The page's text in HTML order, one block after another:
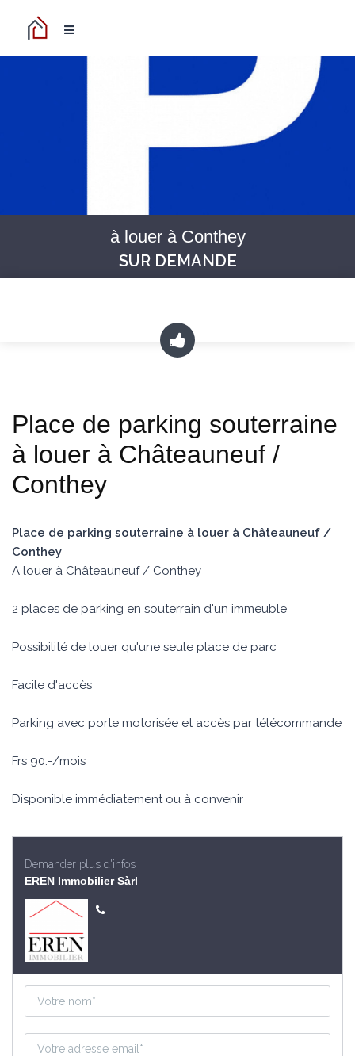
à louer à Conthey
SUR DEMANDE
Place de parking souterraine
à louer à Châteauneuf /
Conthey
Place de parking souterraine à louer à Châteauneuf /
Conthey
A louer à Châteauneuf / Conthey
2 places de parking en souterrain d'un immeuble
Possibilité de louer qu'une seule place de parc
Facile d'accès
Parking avec porte motorisée et accès par télécommande
Frs 90.-/mois
Disponible immédiatement ou à convenir
Demander plus d'infos
EREN Immobilier Sàrl